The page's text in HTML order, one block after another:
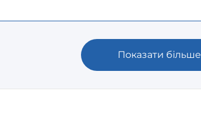
Показати більше